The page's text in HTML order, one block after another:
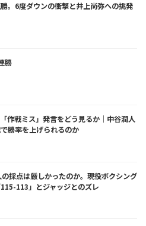
。6度ダウンの衝撃と井上尚弥への挑発
勝
作戦ミス」発言をどう見るか｜中谷潤人
勝率を上げられるのか
採点は厳しかったのか。現役ボクシング
113」とジャッジとのズレ